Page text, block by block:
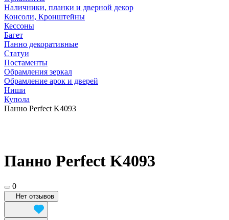
Наличники, планки и дверной декор
Консоли, Кронштейны
Кессоны
Багет
Панно декоративные
Статуи
Постаменты
Обрамления зеркал
Обрамление арок и дверей
Ниши
Купола
Панно Perfect K4093
Панно Perfect K4093
0
Нет отзывов